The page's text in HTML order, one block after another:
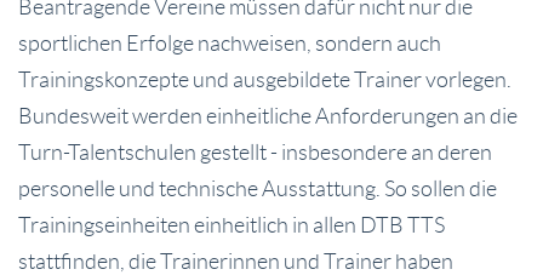
Beantragende Vereine müssen dafür nicht nur die
sportlichen Erfolge nachweisen, sondern auch
Trainingskonzepte und ausgebildete Trainer vorlegen.
Bundesweit werden einheitliche Anforderungen an die
Turn-Talentschulen gestellt - insbesondere an deren
personelle und technische Ausstattung. So sollen die
Trainingseinheiten einheitlich in allen DTB TTS
stattfinden, die Trainerinnen und Trainer haben